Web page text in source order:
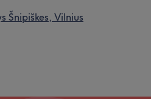
Šnipiškes, Vilnius